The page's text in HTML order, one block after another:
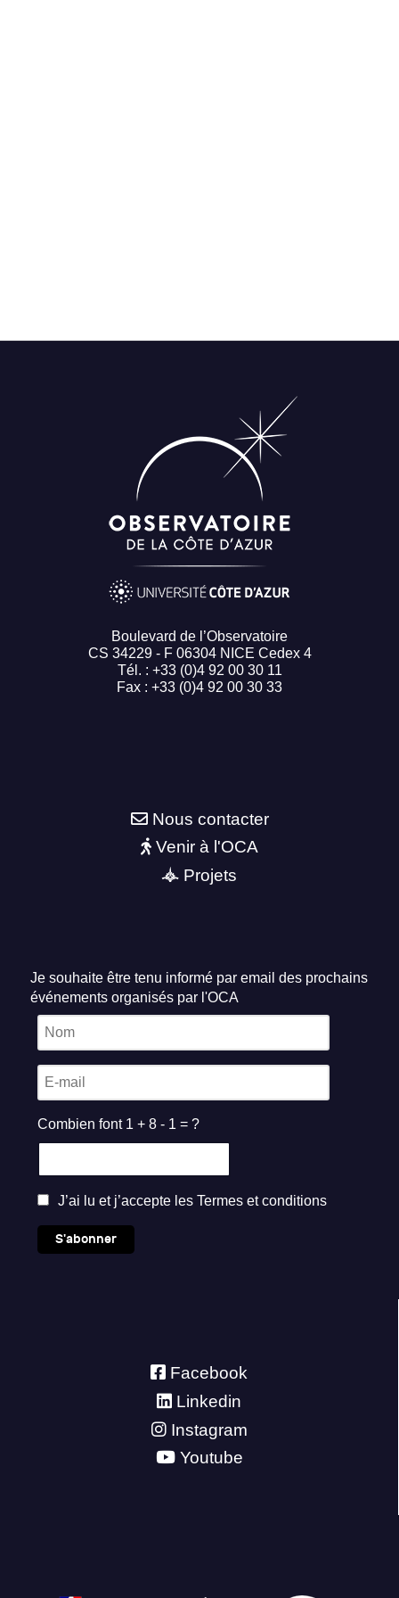
Boulevard de l’Observatoire
CS 34229 - F 06304 NICE Cedex 4
Tél. : +33 (0)4 92 00 30 11
Fax : +33 (0)4 92 00 30 33
Nous contacter
Venir à l'OCA
Projets
Je souhaite être tenu informé par email des prochains
événements organisés par l'OCA
Combien font 1 + 8 - 1 = ?
J’ai lu et j’accepte les Termes et conditions
S'abonner
Facebook
Linkedin
Instagram
Youtube